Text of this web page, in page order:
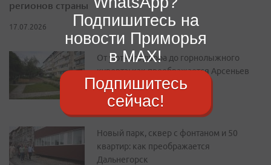
регионов страны
17.07.2026
От уютного двора до горнолыжного
курорта: как преображается Арсеньев
Новый парк, сквер с фонтаном и 50
квартир: как преображается
Дальнегорск
Подпишитесь на
новости Приморья
в MAX!
Подпишитесь
сейчас!